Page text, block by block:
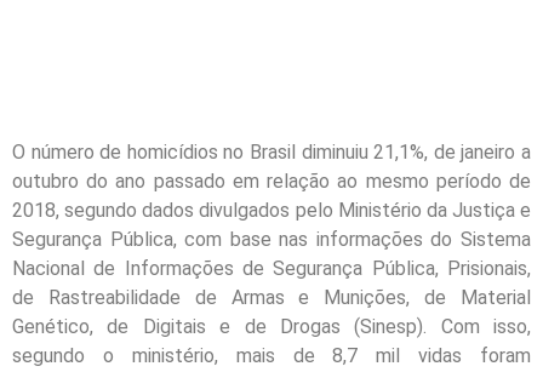
O número de homicídios no Brasil diminuiu 21,1%, de janeiro a
outubro do ano passado em relação ao mesmo período de
2018, segundo dados divulgados pelo Ministério da Justiça e
Segurança Pública, com base nas informações do Sistema
Nacional de Informações de Segurança Pública, Prisionais,
de Rastreabilidade de Armas e Munições, de Material
Genético, de Digitais e de Drogas (Sinesp). Com isso,
segundo o ministério, mais de 8,7 mil vidas foram